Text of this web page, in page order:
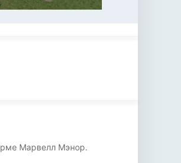
Марвелл Мэнор.